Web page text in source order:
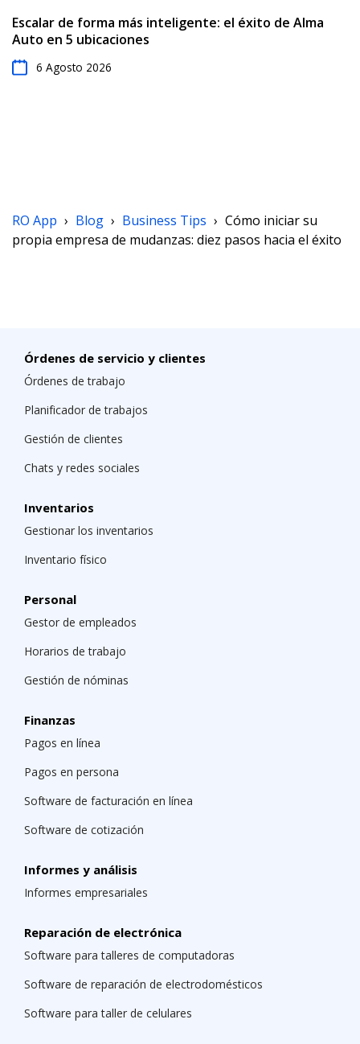
Escalar de forma más inteligente: el éxito de Alma
Auto en 5 ubicaciones
6 Agosto 2026
RO App › Blog › Business Tips › Cómo iniciar su
propia empresa de mudanzas: diez pasos hacia el éxito
Órdenes de servicio y clientes
Órdenes de trabajo
Planificador de trabajos
Gestión de clientes
Chats y redes sociales
Inventarios
Gestionar los inventarios
Inventario físico
Personal
Gestor de empleados
Horarios de trabajo
Gestión de nóminas
Finanzas
Pagos en línea
Pagos en persona
Software de facturación en línea
Software de cotización
Informes y análisis
Informes empresariales
Reparación de electrónica
Software para talleres de computadoras
Software de reparación de electrodomésticos
Software para taller de celulares